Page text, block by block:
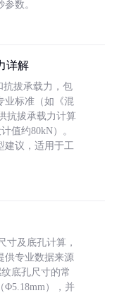
数。
详解
抗拔承载力，包
业标准（如《混
抗拔承载力计算
值约80kN）。
建议，适用于工
寸及底孔计算，
供专业数据来源
纹底孔尺寸的常
Φ5.18mm），并